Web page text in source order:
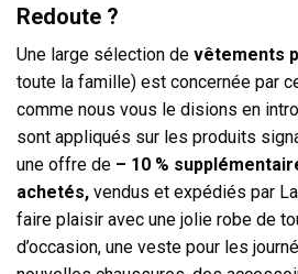
Redoute ?
Une large sélection devêtements
toute la famille) est concernée par
comme nous vous le disions en
sont appliqués sur les produits
une offre de – 10 %
achetés, vendus et expédiés par
faire plaisir avec une jolie robe de
d’occasion, une veste pour les